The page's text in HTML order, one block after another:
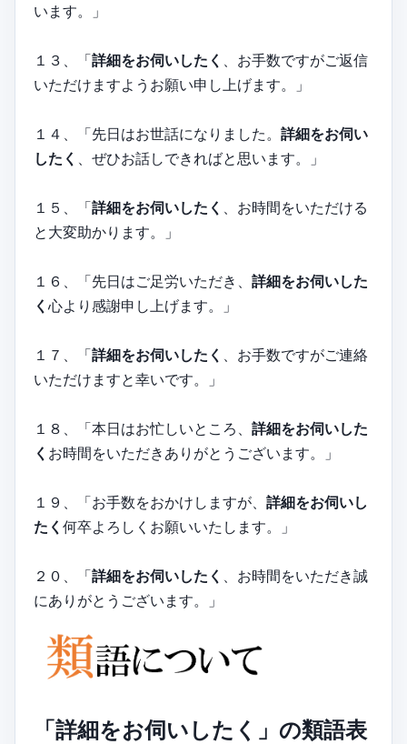
います。」
１３、「詳細をお伺いしたく
、お手数ですがご返信
いただけますようお願い申し上げます。」
１４、「先日はお世話になりました。 詳細をお伺い
したく
、ぜひお話しできればと思います。」
１５、「詳細をお伺いしたく
、お時間をいただける
と大変助かります。」
１６、「先日はご足労いただき、 詳細をお伺いした
く 心より感謝申し上げます。」
１７、「詳細をお伺いしたく
、お手数ですがご連絡
いただけますと幸いです。」
１８、「本日はお忙しいところ、 詳細をお伺いした
く お時間をいただきありがとうございます。」
１９、「お手数をおかけしますが、 詳細をお伺いし
たく 何卒よろしくお願いいたします。」
２０、「詳細をお伺いしたく
、お時間をいただき誠
にありがとうございます。」
「詳細をお伺いしたく」の類語表